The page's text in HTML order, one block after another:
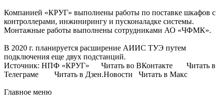
Компанией «КРУГ» выполнены работы по поставке шкафов с
контроллерами, инжинирингу и пусконаладке системы.
Монтажные работы выполнены сотрудниками АО «ЧФМК».
В 2020 г. планируется расширение АИИС ТУЭ путем
подключения еще двух подстанций.
Источник: НПФ «КРУГ» Читать во ВКонтакте Читать в
Телеграме Читать в Дзен.Новости Читать в Макс
Главное меню